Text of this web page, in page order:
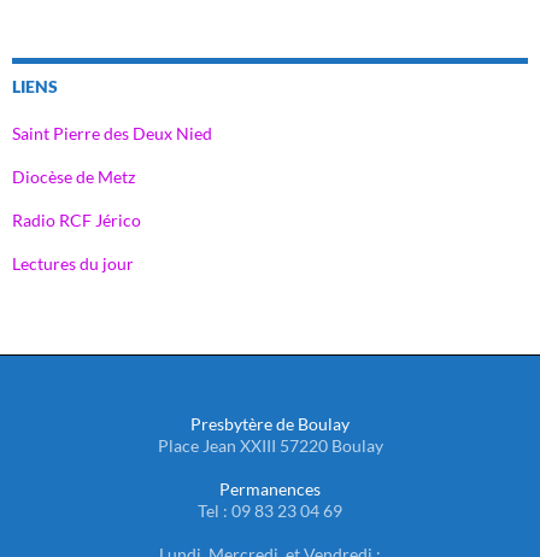
LIENS
Saint Pierre des Deux Nied
Diocèse de Metz
Radio RCF Jérico
Lectures du jour
Presbytère de Boulay
Place Jean XXIII 57220 Boulay
Permanences
Tel : 09 83 23 04 69